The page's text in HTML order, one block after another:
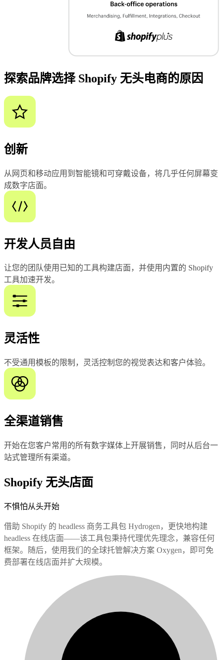
探索品牌选择 Shopify 无头电商的原因
创新
从网页和移动应用到智能镜和可穿戴设备，将几乎任何屏幕变
成数字店面。
开发人员自由
让您的团队使用已知的工具构建店面，并使用内置的 Shopify
工具加速开发。
灵活性
不受通用模板的限制，灵活控制您的视觉表达和客户体验。
全渠道销售
开始在您客户常用的所有数字媒体上开展销售，同时从后台一
站式管理所有渠道。
Shopify 无头店面
不惧怕从头开始
借助 Shopify 的 headless 商务工具包 Hydrogen，更快地构建
headless 在线店面——该工具包秉持代理优先理念，兼容任何
框架。随后，使用我们的全球托管解决方案 Oxygen，即可免
费部署在线店面并扩大规模。